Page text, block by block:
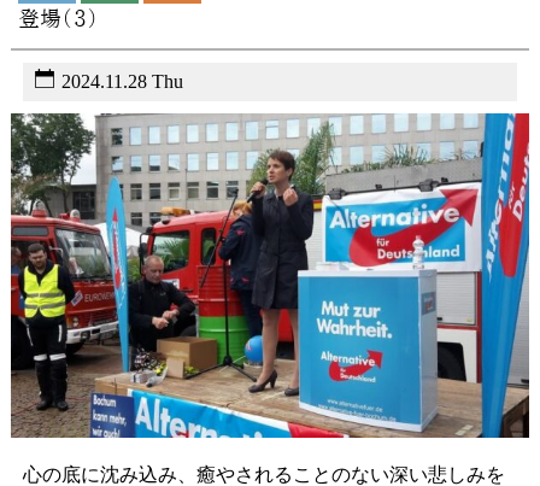
登場（３）
2024.11.28 Thu
心の底に沈み込み、癒やされることのない深い悲しみを